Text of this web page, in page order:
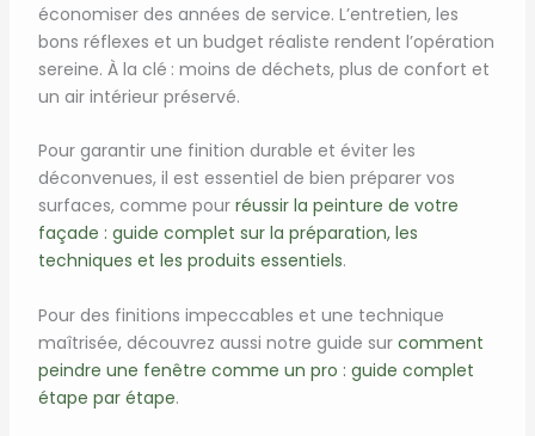
économiser des années de service. L’entretien, les
bons réflexes et un budget réaliste rendent l’opération
sereine. À la clé : moins de déchets, plus de confort et
un air intérieur préservé.
Pour garantir une finition durable et éviter les
déconvenues, il est essentiel de bien préparer vos
surfaces, comme pour réussir la peinture de votre
façade : guide complet sur la préparation, les
techniques et les produits essentiels.
Pour des finitions impeccables et une technique
maîtrisée, découvrez aussi notre guide sur comment
peindre une fenêtre comme un pro : guide complet
étape par étape.